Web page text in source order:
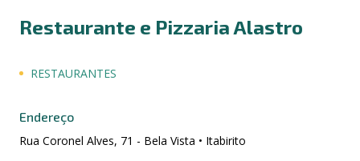
Restaurante e Pizzaria Alastro
RESTAURANTES
Endereço
Rua Coronel Alves, 71 - Bela Vista • Itabirito